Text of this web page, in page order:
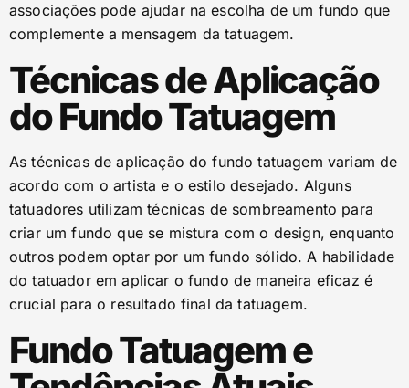
associações pode ajudar na escolha de um fundo que
complemente a mensagem da tatuagem.
Técnicas de Aplicação
do Fundo Tatuagem
As técnicas de aplicação do fundo tatuagem variam de
acordo com o artista e o estilo desejado. Alguns
tatuadores utilizam técnicas de sombreamento para
criar um fundo que se mistura com o design, enquanto
outros podem optar por um fundo sólido. A habilidade
do tatuador em aplicar o fundo de maneira eficaz é
crucial para o resultado final da tatuagem.
Fundo Tatuagem e